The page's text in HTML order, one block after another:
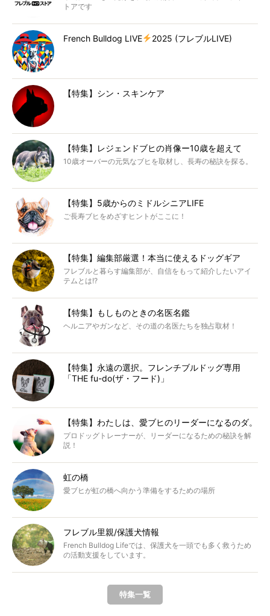
トアです
French Bulldog LIVE 2025 (フレブルLIVE)
【特集】シン・スキンケア
【特集】レジェンドブヒの肖像ー10歳を超えて
10歳オーバーの元気なブヒを取材し、長寿の秘訣を探る。
【特集】5歳からのミドルシニアLIFE
ご長寿ブヒをめざすヒントがここに！
【特集】編集部厳選！本当に使えるドッグギア
フレブルと暮らす編集部が、自信をもって紹介したいアイ
テムとは!?
【特集】もしものときの名医名鑑
ヘルニアやガンなど、その道の名医たちを独占取材！
【特集】永遠の選択。フレンチブルドッグ専用
「THE fu-do(ザ・フード)」
【特集】わたしは、愛ブヒのリーダーになるのダ。
プロドッグトレーナーが、リーダーになるための秘訣を解
説！
虹の橋
愛ブヒが虹の橋へ向かう準備をするための場所
フレブル里親/保護犬情報
French Bulldog Lifeでは、保護犬を一頭でも多く救うため
の活動支援をしています。
特集一覧